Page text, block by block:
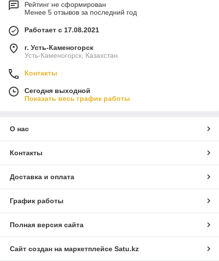
Рейтинг не сформирован
Менее 5 отзывов за последний год
Работает с 17.08.2021
г. Усть-Каменогорск
Усть-Каменогорск, Казахстан
Контакты
Сегодня выходной
Показать весь график работы
О нас
Контакты
Доставка и оплата
График работы
Полная версия сайта
Сайт создан на маркетплейсе Satu.kz